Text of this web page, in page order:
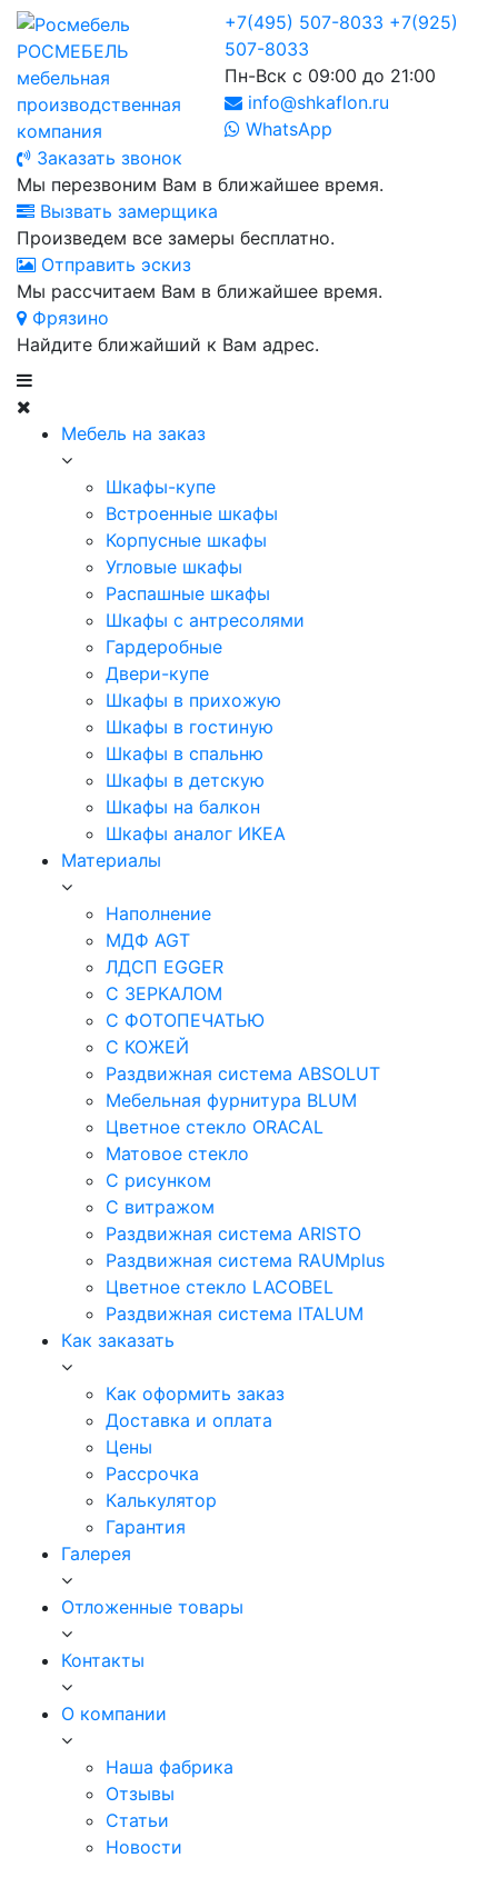
РОСМЕБЕЛЬ
мебельная
производственная
компания
+7(495) 507-8033 +7(925)
507-8033
Пн-Вск с 09:00 до 21:00
info@shkaflon.ru
WhatsApp
Заказать звонок
Мы перезвоним Вам в ближайшее время.
Вызвать замерщика
Произведем все замеры бесплатно.
Отправить эскиз
Мы рассчитаем Вам в ближайшее время.
Фрязино
Найдите ближайший к Вам адрес.
Мебель на заказ
Шкафы-купе
Встроенные шкафы
Корпусные шкафы
Угловые шкафы
Распашные шкафы
Шкафы с антресолями
Гардеробные
Двери-купе
Шкафы в прихожую
Шкафы в гостиную
Шкафы в спальню
Шкафы в детскую
Шкафы на балкон
Шкафы аналог ИКЕА
Материалы
Наполнение
МДФ AGT
ЛДСП EGGER
С ЗЕРКАЛОМ
С ФОТОПЕЧАТЬЮ
С КОЖЕЙ
Раздвижная система ABSOLUT
Мебельная фурнитура BLUM
Цветное стекло ORACAL
Матовое стекло
C рисунком
C витражом
Раздвижная система ARISTO
Раздвижная система RAUMplus
Цветное стекло LACOBEL
Раздвижная система ITALUM
Как заказать
Как оформить заказ
Доставка и оплата
Цены
Рассрочка
Калькулятор
Гарантия
Галерея
Отложенные товары
Контакты
О компании
Наша фабрика
Отзывы
Статьи
Новости